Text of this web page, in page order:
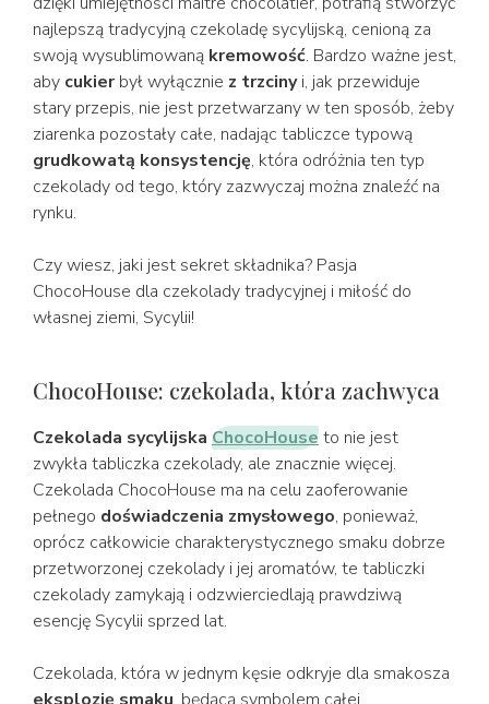
najlepszą tradycyjną czekoladę sycylijską, cenioną za
swoją wysublimowaną kremowość. Bardzo ważne jest,
aby cukierbył wyłącznie z trzcinyi, jak przewiduje
stary przepis, nie jest przetwarzany w ten sposób, żeby
ziarenka pozostały całe, nadając tabliczce typową
grudkowatą konsystencję, która odróżnia ten typ
czekolady od tego, który zazwyczaj można znaleźć na
rynku.
Czy wiesz, jaki jest sekret składnika? Pasja
ChocoHouse dla czekolady tradycyjnej i miłość do
własnej ziemi, Sycylii!
ChocoHouse: czekolada, która zachwyca
Czekolada sycylijska ChocoHouseto nie jest
zwykła tabliczka czekolady, ale znacznie więcej.
Czekolada ChocoHouse ma na celu zaoferowanie
pełnego doświadczenia zmysłowego, ponieważ,
oprócz całkowicie charakterystycznego smaku dobrze
przetworzonej czekolady i jej aromatów, te tabliczki
czekolady zamykają i odzwierciedlają prawdziwą
esencję Sycylii sprzed lat.
Czekolada, która w jednym kęsie odkryje dla smakosza